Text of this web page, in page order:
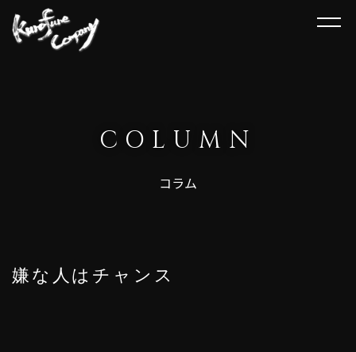
新着情報
COLUMN
コラム
嫌な人はチャンス